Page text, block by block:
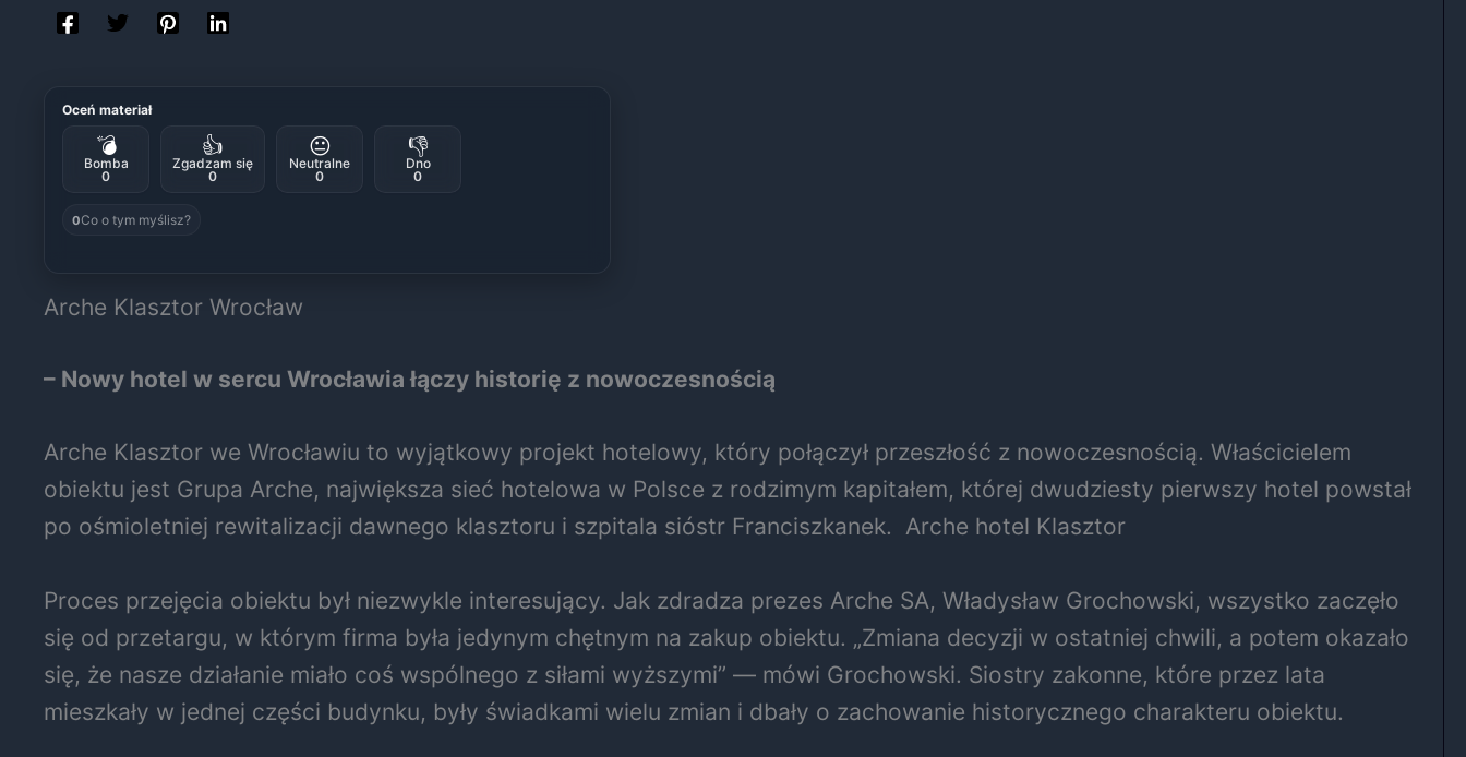
Oceń materiał
💣
Bomba
0
👍
Zgadzam się
0
😐
Neutralne
0
👎
Dno
0
0Co o tym myślisz?
Arche Klasztor Wrocław
– Nowy hotel w sercu Wrocławia łączy historię z nowoczesnością
Arche Klasztor we Wrocławiu to wyjątkowy projekt hotelowy, który połączył przeszłość z nowoczesnością. Właścicielem
obiektu jest Grupa Arche, największa sieć hotelowa w Polsce z rodzimym kapitałem, której dwudziesty pierwszy hotel powstał
po ośmioletniej rewitalizacji dawnego klasztoru i szpitala sióstr Franciszkanek. Arche hotel Klasztor
Proces przejęcia obiektu był niezwykle interesujący. Jak zdradza prezes Arche SA, Władysław Grochowski, wszystko zaczęło
się od przetargu, w którym firma była jedynym chętnym na zakup obiektu. „Zmiana decyzji w ostatniej chwili, a potem okazało
się, że nasze działanie miało coś wspólnego z siłami wyższymi” — mówi Grochowski. Siostry zakonne, które przez lata
mieszkały w jednej części budynku, były świadkami wielu zmian i dbały o zachowanie historycznego charakteru obiektu.